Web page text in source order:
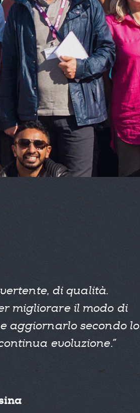
di qualità.
migliorare il modo di
aggiornarlo secondo lo
evoluzione.”